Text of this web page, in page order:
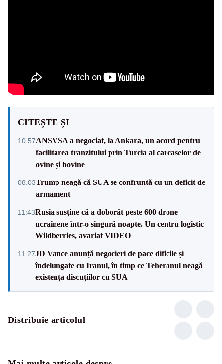
CITEȘTE ȘI
10:57ANSVSA a negociat, la Ankara, un acord pentru
facilitarea tranzitului prin Turcia al carcaselor de
ovine și bovine
08:03Trump neagă că SUA se confruntă cu un deficit de
armament
11:43Rusia susține că a doborât peste 600 drone
ucrainene într-o singură noapte. Un centru logistic
Wildberries, avariat VIDEO
11:27JD Vance anunță negocieri de pace dificile și
îndelungate cu Iranul, în timp ce Teheranul neagă
existența discuțiilor cu SUA
Distribuie articolul